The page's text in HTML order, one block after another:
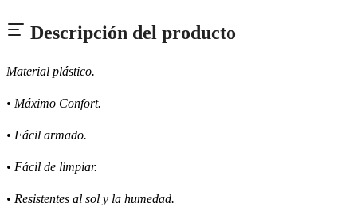
Descripción del producto
Material plástico.
• Máximo Confort.
• Fácil armado.
• Fácil de limpiar.
• Resistentes al sol y la humedad.